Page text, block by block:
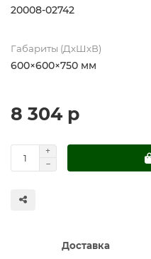
20008-02742
Габариты (ДхШхВ)
600×600×750 мм
8 304 р
Доставка